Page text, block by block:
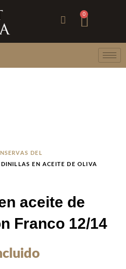
0
DEL
EN ACEITE DE OLIVA
aceite de
Franco 12/14